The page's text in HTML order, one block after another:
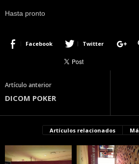
Hasta pronto
Facebook Twitter
Artículo anterior
DICOM POKER
Artículos relacionados